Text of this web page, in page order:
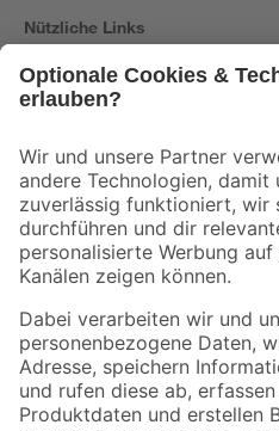
Nützliche Links
Der toom Newsletter: Keine Angebote
Zur Newsletter Anmeldung
Folge uns
Zahlungsarten